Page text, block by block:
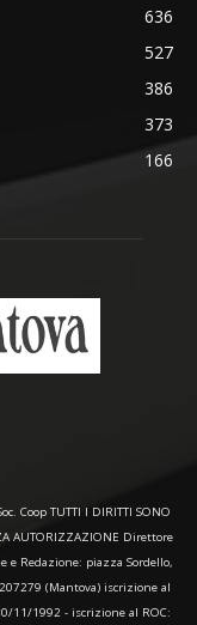
636
527
386
373
166
Coop TUTTI I DIRITTI SONO
AUTORIZZAZIONE Direttore
Redazione: piazza Sordello,
(Mantova) iscrizione al
11/1992 - iscrizione al ROC: